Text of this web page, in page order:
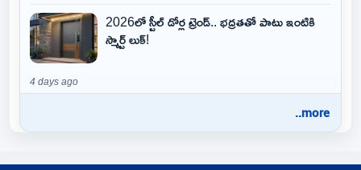
2026లో స్టీల్ డోర్ల ట్రెండ్.. భద్రతతో పాటు ఇంటికి
స్మార్ట్ లుక్!
4 days ago
..more